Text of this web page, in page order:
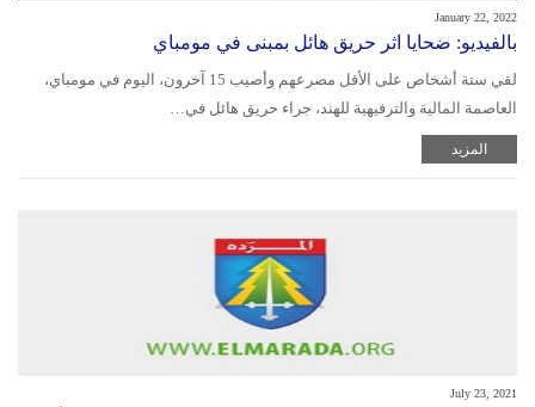
January 22, 2022
بالفيديو: ضحايا اثر حريق هائل بمبنى في مومباي
لقي ستة أشخاص على الأقل مصرعهم وأصيب 15 آخرون، اليوم في مومباي،
العاصمة المالية والترفيهية للهند، جراء حريق هائل في…
المزيد
July 23, 2021